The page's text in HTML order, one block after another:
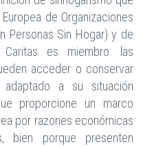
de Organizaciones
Personas Sin Hogar) y de
es miembro: las
acceder o conservar
adaptado a su situación
proporcione un marco
por razones económicas
bien porque presenten